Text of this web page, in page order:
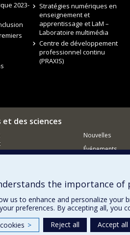
2023-
Stratégies numériques en
enseignement et
apprentissage et LaM –
Laboratoire multimédia
Centre de développement
professionnel continu
(PRAXIS)
des sciences
Nouvelles
Événements
the importance of
us to enhance and personalize your
preferences. By accepting all, you
> Reject all Accept all